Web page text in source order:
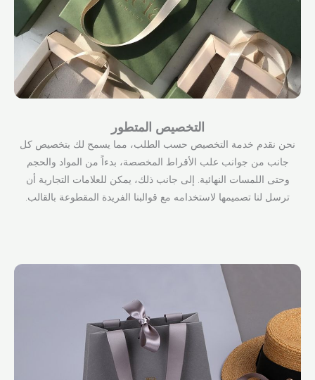
التخصيص المتطور
نحن نقدم خدمة التخصيص حسب الطلب، مما يسمح لك بتخصيص كل
جانب من جوانب علب الأقراط المخصصة، بدءاً من المواد والحجم
وحتى اللمسات النهائية. إلى جانب ذلك، يمكن للعلامات التجارية أن
ترسل لنا تصميمها لاستخدامه مع قوالبنا الفريدة المقطوعة بالقالب.